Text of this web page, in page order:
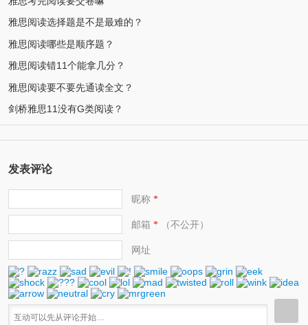
雅思阅读选择题是不是最难的？
雅思阅读哪些是顺序题？
雅思阅读错11个能拿几分？
雅思阅读要不要先通读全文？
剑桥雅思11没有G类阅读？
发表评论
昵称*
邮箱 *（不公开）
网址